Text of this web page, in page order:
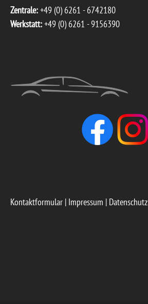
Zentrale:+49 (0) 6261 - 6742180
Werkstatt:+49 (0) 6261 - 9156390
Kontaktformular | Impressum | Datenschutz